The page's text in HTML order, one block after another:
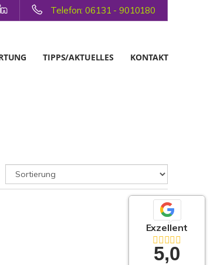
Telefon: 06131 - 9010180
TIPPS/AKTUELLES KONTAKT
Exzellent
5,0